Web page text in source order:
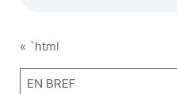
« `html
EN BREF